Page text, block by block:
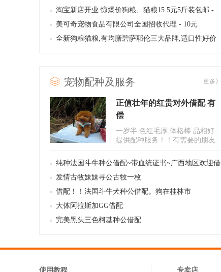
淘宝新店开业 惊爆价狗粮、猫粮15.5元5斤装包邮 -
16元
美可奇宠物食品有限公司全国招收代理 - 10元
全新狗粮猫粮,有均膳碧萨耶伦三大品牌,适口性好价
更多》
宠物配种及服务
正值壮年的红贵对外借配 有
偿
一岁半 色红毛厚 体格棒 品相好
提供配种服务！！有需要的朋友
纯种法国斗牛种公借配~带血统证书~广西地区欢迎借
配。
发情古牧妹妹寻公古牧一枚
借配！！法国斗牛犬种公借配。狗在桂林市
大体阿拉斯加GG借配
完美黑头三色柯基种公借配
使用教程 专卖店